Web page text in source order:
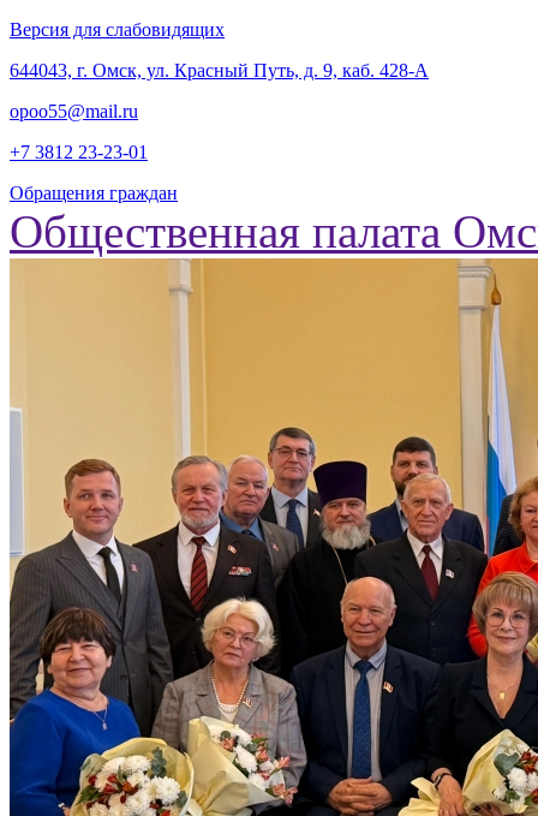
Версия для слабовидящих
‎644043, г. Омск, ул. Красный Путь, д. 9, каб. 428-А
opoo55@mail.ru
+7 3812 23-23-01
Обращения граждан
Общественная палата